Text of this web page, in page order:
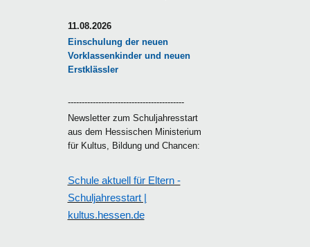
11.08.2026
Einschulung der neuen
Vorklassenkinder und neuen
Erstklässler
------------------------------------------
Newsletter zum Schuljahresstart
aus dem Hessischen Ministerium
für Kultus, Bildung und Chancen:
Schule aktuell für Eltern -
Schuljahresstart |
kultus.hessen.de